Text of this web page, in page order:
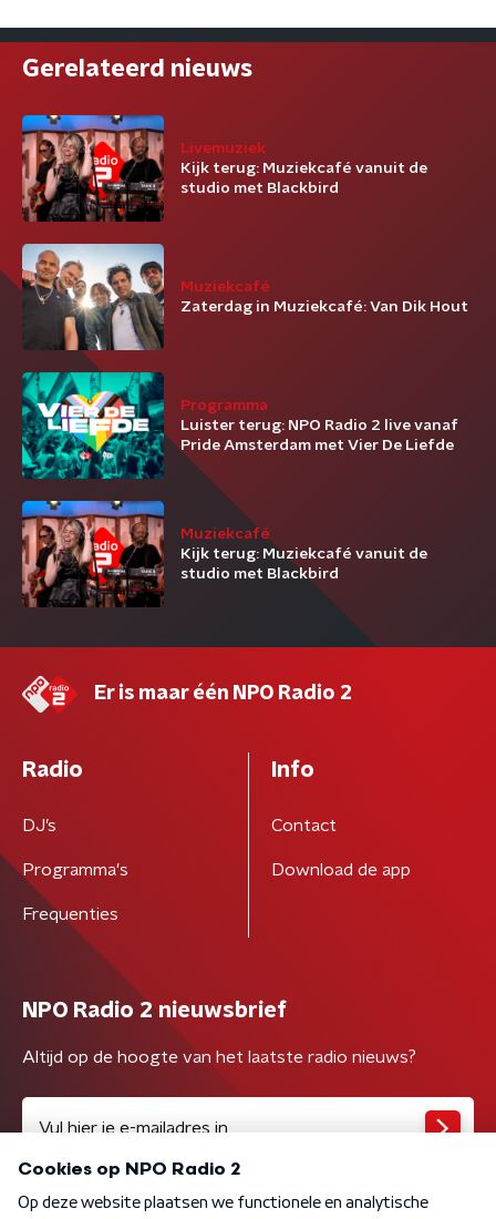
Gerelateerd nieuws
Livemuziek
Kijk terug: Muziekcafé vanuit de
studio met Blackbird
Muziekcafé
Zaterdag in Muziekcafé: Van Dik Hout
Programma
Luister terug: NPO Radio 2 live vanaf
Pride Amsterdam met Vier De Liefde
Muziekcafé
Kijk terug: Muziekcafé vanuit de
studio met Blackbird
Er is maar één NPO Radio 2
Radio
DJ’s
Programma's
Frequenties
Info
Contact
Download de app
NPO Radio 2 nieuwsbrief
Altijd op de hoogte van het laatste radio nieuws?